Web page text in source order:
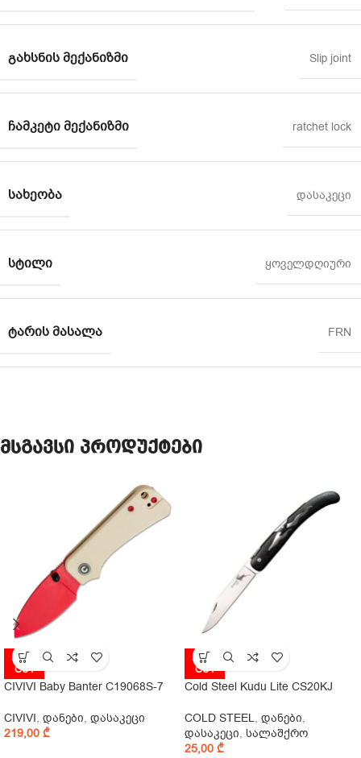
ᲒᲐᲮᲡᲜᲘᲡ ᲛᲔᲥᲐᲜᲘᲖᲛᲘ Slip joint
ᲩᲐᲛᲙᲔᲢᲘ ᲛᲔᲥᲐᲜᲘᲖᲛᲘ ratchet lock
ᲡᲐᲮᲔᲝᲑᲐ დასაკეცი
ᲡᲢᲘᲚᲘ ყოველდღიური
ᲢᲐᲠᲘᲡ ᲛᲐᲡᲐᲚᲐ FRN
მსგავსი პროდუქტები
SOLD
OUT
CIVIVI Baby Banter C19068S-7
CIVIVI, დანები, დასაკეცი
219,00 ₾
SOLD
OUT
Cold Steel Kudu Lite CS20KJ
COLD STEEL, დანები,
დასაკეცი, სალაშქრო
25,00 ₾